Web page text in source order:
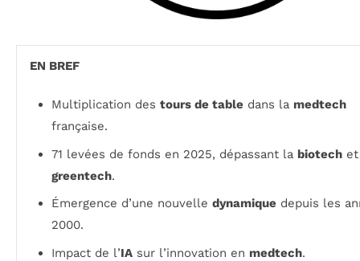
EN BREF
Multiplication des tours de table dans la medtech
française.
71 levées de fonds en 2025, dépassant la biotech et
greentech.
Émergence d’une nouvelle dynamique depuis les
2000.
Impact de l’IA sur l’innovation en medtech.